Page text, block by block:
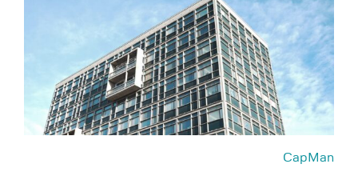
CapMan